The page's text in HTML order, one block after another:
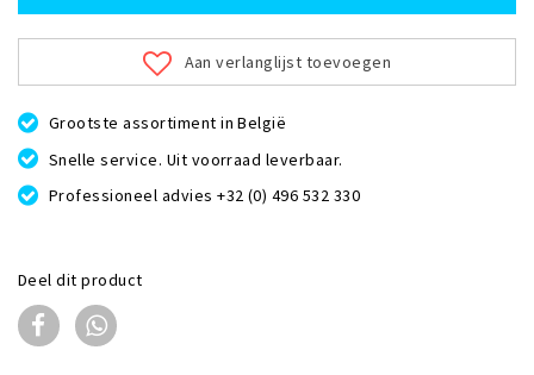
Aan verlanglijst toevoegen
Grootste assortiment in België
Snelle service. Uit voorraad leverbaar.
Professioneel advies +32 (0) 496 532 330
Deel dit product